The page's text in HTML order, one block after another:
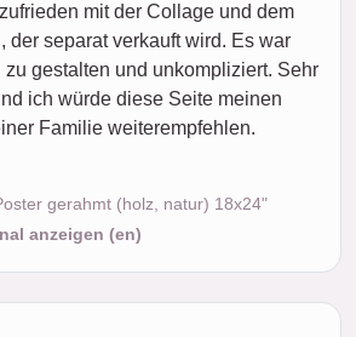
mit der Collage und dem
der separat verkauft wird. Es war
gestalten und unkompliziert. Sehr
ich würde diese Seite meinen
Familie weiterempfehlen.
gerahmt (holz, natur) 18x24"
anzeigen (en)